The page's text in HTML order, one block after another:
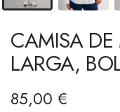
CAMISA DE
LARGA,
85,00 €